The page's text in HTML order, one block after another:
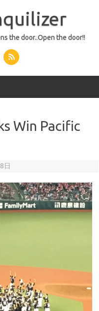
the door..Open the door!!
Win Pacific
日